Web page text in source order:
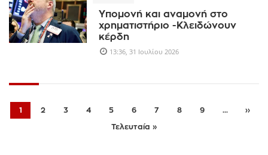
Υπομονή και αναμονή στο
χρηματιστήριο -Κλειδώνουν
κέρδη
13:36, 31 Ιουλίου 2026
1 2 3 4 5 6 7 8 9 ... ››
Τελευταία »